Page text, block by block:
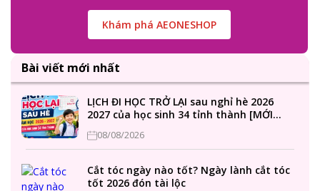
Khám phá AEONESHOP
Bài viết mới nhất
LỊCH ĐI HỌC TRỞ LẠI sau nghỉ hè 2026
2027 của học sinh 34 tỉnh thành [MỚI
08/08/2026
Cắt tóc ngày nào tốt? Ngày lành cắt tóc
tốt 2026 đón tài lộc